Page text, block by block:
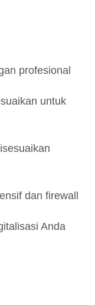
profesional
untuk
dan firewall
Anda